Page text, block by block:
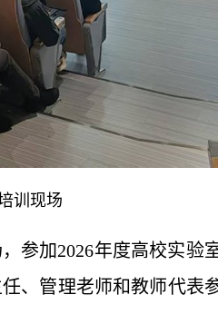
训现场
参加2026年度高校实
、管理老师和教师代表